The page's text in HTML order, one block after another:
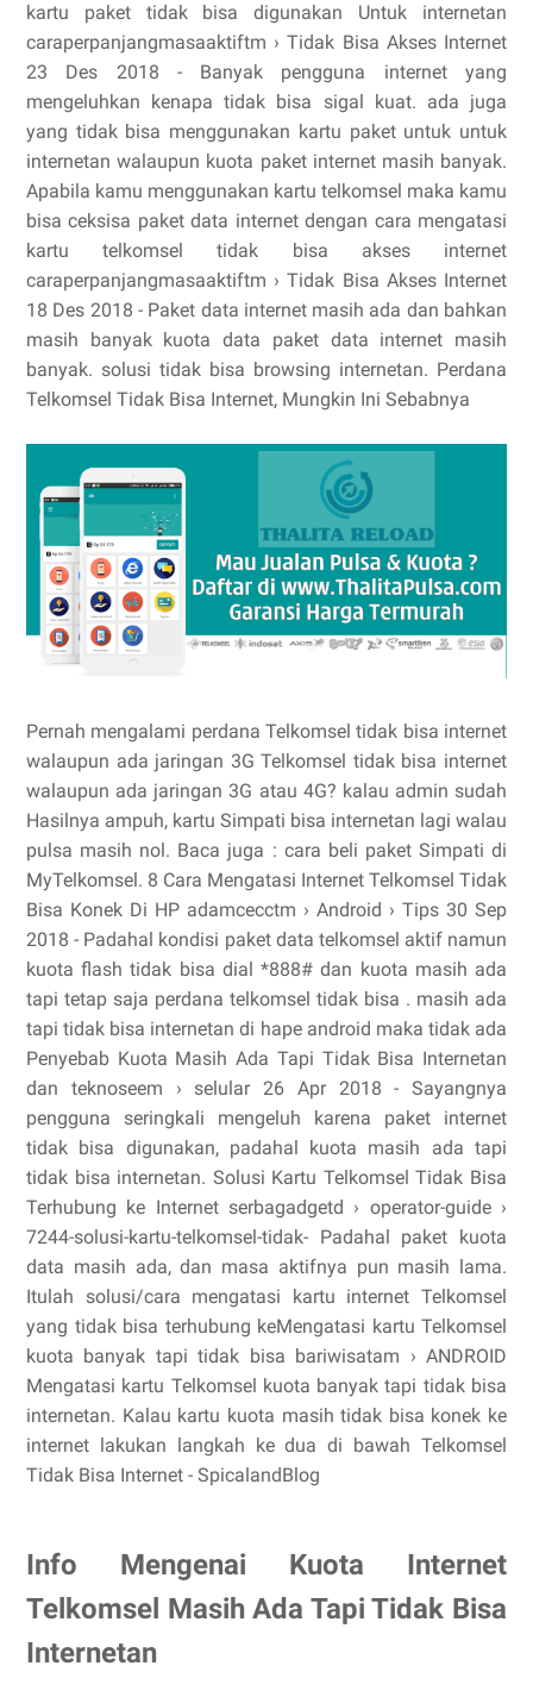
kartu paket tidak bisa digunakan Untuk internetan
caraperpanjangmasaaktiftm › Tidak Bisa Akses Internet
23 Des 2018 - Banyak pengguna internet yang
mengeluhkan kenapa tidak bisa sigal kuat. ada juga
yang tidak bisa menggunakan kartu paket untuk untuk
internetan walaupun kuota paket internet masih banyak.
Apabila kamu menggunakan kartu telkomsel maka kamu
bisa ceksisa paket data internet dengan cara mengatasi
kartu telkomsel tidak bisa akses internet
caraperpanjangmasaaktiftm › Tidak Bisa Akses Internet
18 Des 2018 - Paket data internet masih ada dan bahkan
masih banyak kuota data paket data internet masih
banyak. solusi tidak bisa browsing internetan. Perdana
Telkomsel Tidak Bisa Internet, Mungkin Ini Sebabnya
Pernah mengalami perdana Telkomsel tidak bisa internet
walaupun ada jaringan 3G Telkomsel tidak bisa internet
walaupun ada jaringan 3G atau 4G? kalau admin sudah
Hasilnya ampuh, kartu Simpati bisa internetan lagi walau
pulsa masih nol. Baca juga : cara beli paket Simpati di
MyTelkomsel. 8 Cara Mengatasi Internet Telkomsel Tidak
Bisa Konek Di HP adamcecctm › Android › Tips 30 Sep
2018 - Padahal kondisi paket data telkomsel aktif namun
kuota flash tidak bisa dial *888# dan kuota masih ada
tapi tetap saja perdana telkomsel tidak bisa . masih ada
tapi tidak bisa internetan di hape android maka tidak ada
Penyebab Kuota Masih Ada Tapi Tidak Bisa Internetan
dan teknoseem › selular 26 Apr 2018 - Sayangnya
pengguna seringkali mengeluh karena paket internet
tidak bisa digunakan, padahal kuota masih ada tapi
tidak bisa internetan. Solusi Kartu Telkomsel Tidak Bisa
Terhubung ke Internet serbagadgetd › operator-guide ›
7244-solusi-kartu-telkomsel-tidak- Padahal paket kuota
data masih ada, dan masa aktifnya pun masih lama.
Itulah solusi/cara mengatasi kartu internet Telkomsel
yang tidak bisa terhubung ke ​Mengatasi kartu Telkomsel
kuota banyak tapi tidak bisa bariwisatam › ANDROID ​
Mengatasi kartu Telkomsel kuota banyak tapi tidak bisa
internetan. Kalau kartu kuota masih tidak bisa konek ke
internet lakukan langkah ke dua di bawah Telkomsel
Tidak Bisa Internet - SpicalandBlog
Info Mengenai Kuota Internet
Telkomsel Masih Ada Tapi Tidak Bisa
Internetan